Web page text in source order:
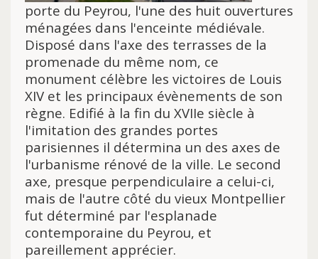
porte du Peyrou, l'une des huit ouvertures
ménagées dans l'enceinte médiévale.
Disposé dans l'axe des terrasses de la
promenade du même nom, ce
monument célèbre les victoires de Louis
XIV et les principaux évènements de son
règne. Edifié à la fin du XVIIe siècle à
l'imitation des grandes portes
parisiennes il détermina un des axes de
l'urbanisme rénové de la ville. Le second
axe, presque perpendiculaire a celui-ci,
mais de l'autre côté du vieux Montpellier
fut déterminé par l'esplanade
contemporaine du Peyrou, et
pareillement apprécier.